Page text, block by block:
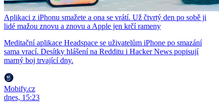
Aplikaci z iPhonu smažete a ona se vrátí. Už čtvrtý den po sobě ji
lidé mažou znovu a znovu a Apple jen krčí rameny
Meditační aplikace Headspace se uživatelům iPhone po smazání
sama vrací. Desítky hlášení na Redditu i Hacker News popisují
marný boj trvající dny.
Mobify.cz
dnes, 15:23